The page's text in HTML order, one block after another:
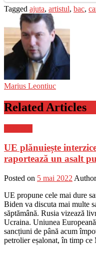
Tagged ajuta, artistul, bac,
Marius Leontiuc
Related Articles
UE plănuiește
raportează un asalt
Posted on 5 mai 2022 Author
UE propune cele mai dure
Biden va discuta mai multe
săptămână. Rusia vizează
Ucraina. Uniunea
sancțiuni de până acum
petrolier eșalonat, în timp